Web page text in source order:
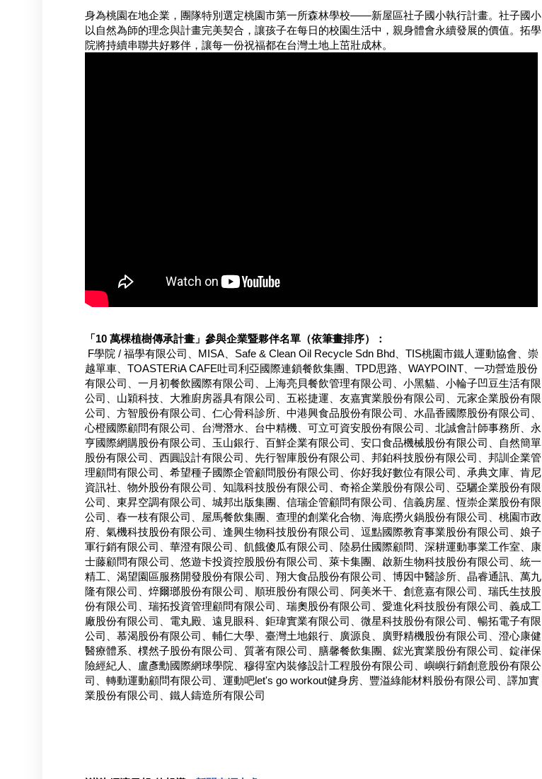
身為桃園在地企業，團隊特別選定桃園市第一所森林學校——新屋區社子國小執行計畫。社子國小
以自然為師的理念與計畫完美契合，讓孩子在每日的校園生活中，親身體會永續發展的價值。拓學
院將持續串聯共好夥伴，讓每一份祝福都在台灣土地上茁壯成林。
「10 萬棵植樹傳承計畫」參與企業暨夥伴名單（依筆畫排序）：
F學院 / 福學有限公司、MISA、Safe & Clean Oil Recycle Sdn Bhd、TIS桃園市鐵人運動協會、崇
越單車、TOASTERiA CAFE吐司利亞國際連鎖餐飲集團、TPD思路、WAYPOINT、一功營造股份
有限公司、一月初餐飲國際有限公司、上海亮貝餐飲管理有限公司、小黑貓、小輪子凹豆生活有限
公司、山穎科技、大雅廚房器具有限公司、五崧捷運、友嘉實業股份有限公司、元家企業股份有限
公司、方智股份有限公司、仁心骨科診所、中港興食品股份有限公司、水晶香國際股份有限公司、
心橙國際顧問有限公司、台灣潛水、台中精機、可立可資安股份有限公司、北誠會計師事務所、永
亨國際網購股份有限公司、玉山銀行、百鮮企業有限公司、安口食品機械股份有限公司、自然簡單
股份有限公司、西圓設計有限公司、先行智庫股份有限公司、邦鉑科技股份有限公司、邦訓企業管
理顧問有限公司、希望種子國際企管顧問股份有限公司、你好我好數位有限公司、承典文庫、肯尼
資訊社、物外股份有限公司、知識科技股份有限公司
、奇裕企業股份有限公司、亞驪企業股份有限
公司、東昇空調有限公司、城邦出版集團、信瑞企管顧問有限公司、信義房屋、恆崇企業股份有限
公司、春一枝有限公司、屋馬餐飲集團、查理的創業化合物、海底撈火鍋股份有限公司、桃園市政
府、氣機科技股份有限公司、逢興生物科技股份有限公司、逗點國際教育事業股份有限公司、娘子
軍行銷有限公司、華澄有限公司、飢餓傻瓜有限公司、陸易仕國際顧問、深耕運動事業工作室、康
士藤顧問有限公司、悠遊卡投資控股股份有限公司、萊卡集團、啟新生物科技股份有限公司、統一
精工、渴望園區服務開發股份有限公司、翔大食品股份有限公司、博因中醫診所、晶睿通訊、萬九
隆有限公司、焠爾瑯股份有限公司、順班股份有限公司、阿美米干、創意嘉有限公司、瑞氏生技股
份有限公司、瑞拓投資管理顧問有限公司、瑞奧股份有限公司、愛進化科技股份有限公司、義成工
廠股份有限公司、電丸殿、遠見眼科、鉅瑋實業有限公司、微星科技股份有限公司、暢拓電子有限
公司、慕渴股份有限公司、輔仁大學、臺灣土地銀行、廣源良、廣野精機股份有限公司、澄心康健
醫療體系、樸然子股份有限公司、質著有限公司、膳馨餐飲集團、鋐光實業股份有限公司、錠嵂保
險經紀人、盧彥勳國際網球學院、穆得室內裝修設計工程股份有限公司、嶼嶼行銷創意股份有限公
司、轉動運動顧問有限公司、運動吧let's go workout健身房、豐溢綠能材料股份有限公司、譯加實
業股份有限公司、鐵人鑄造所有限公司